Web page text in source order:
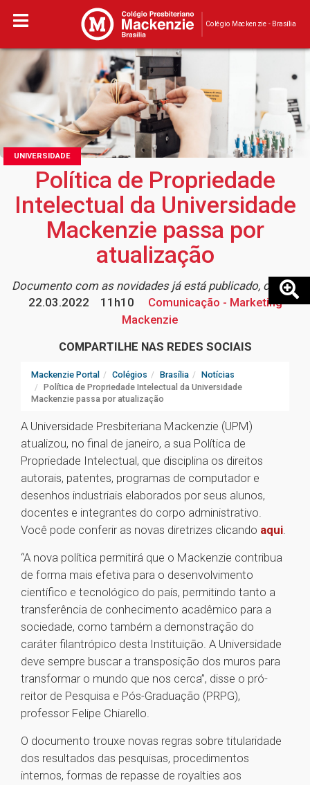
Colégio Mackenzie - Brasília
UNIVERSIDADE
Política de Propriedade
Intelectual da Universidade
Mackenzie passa por
atualização
Documento com as novidades já está publicado, confira
22.03.2022
11h10
Comunicação - Marketing
Mackenzie
COMPARTILHE NAS REDES SOCIAIS
Mackenzie Portal Colégios Brasília
Notícias
Política de Propriedade Intelectual da Universidade
Mackenzie passa por atualização
A Universidade Presbiteriana Mackenzie (UPM)
atualizou, no final de janeiro, a sua Política de
Propriedade Intelectual, que disciplina os direitos
autorais, patentes, programas de computador e
desenhos industriais elaborados por seus alunos,
docentes e integrantes do corpo administrativo.
Você pode conferir as novas diretrizes clicando aqui.
“A nova política permitirá que o Mackenzie contribua
de forma mais efetiva para o desenvolvimento
científico e tecnológico do país, permitindo tanto a
transferência de conhecimento acadêmico para a
sociedade, como também a demonstração do
caráter filantrópico desta Instituição. A Universidade
deve sempre buscar a transposição dos muros para
transformar o mundo que nos cerca”, disse o pró-
reitor de Pesquisa e Pós-Graduação (PRPG),
professor Felipe Chiarello.
O documento trouxe novas regras sobre titularidade
dos resultados das pesquisas, procedimentos
internos, formas de repasse de royalties aos